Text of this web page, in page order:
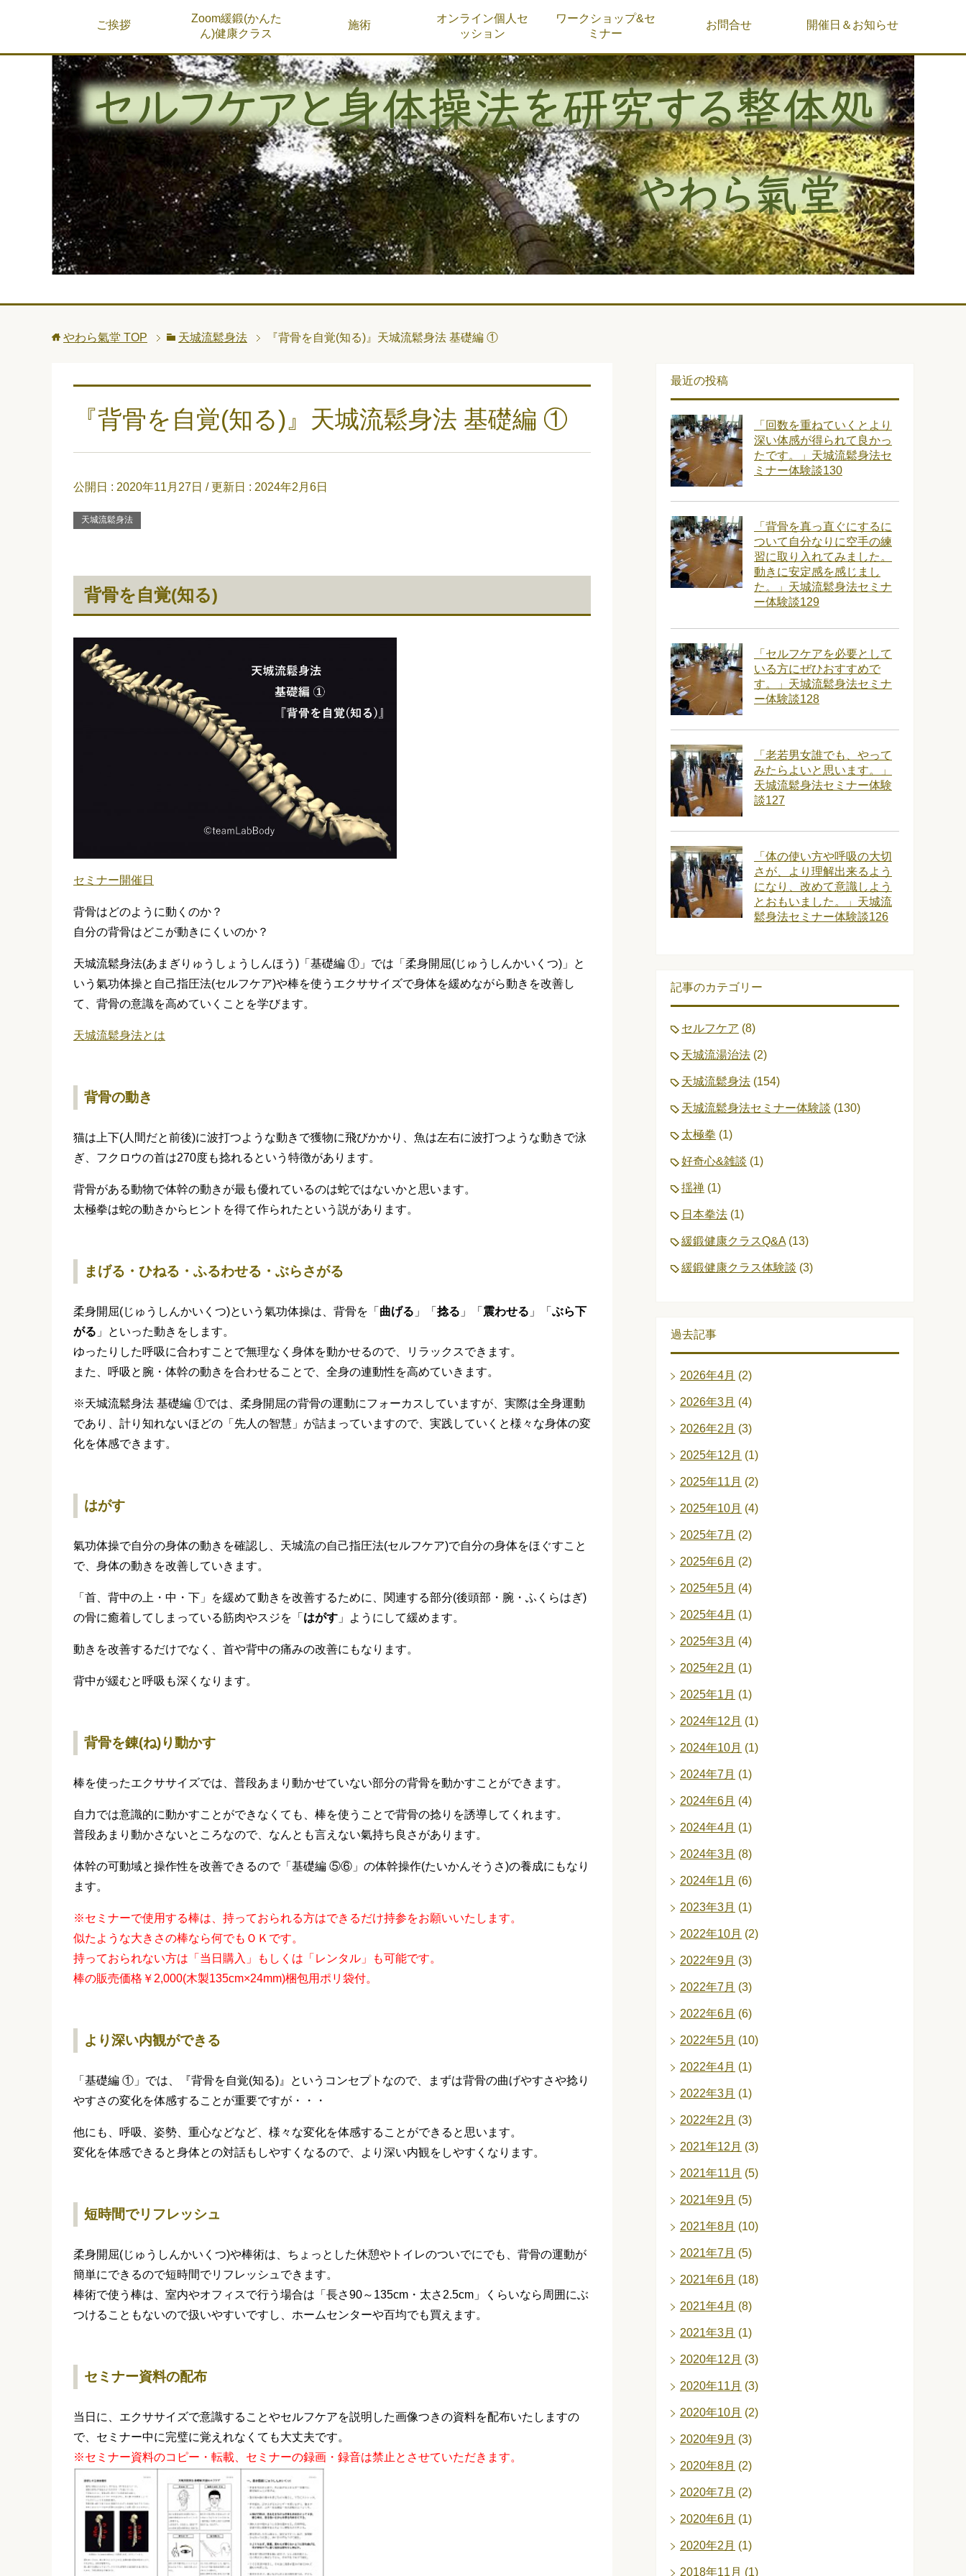
ご挨拶
Zoom緩鍛(かんた
ん)健康クラス
施術
オンライン個人セ
ッション
ワークショップ&セ
ミナー
お問合せ 開催日＆お知らせ
やわら氣堂 TOP 天城流鬆身法 『背骨を自覚(知る)』天城流鬆身法 基礎編 ①
『背骨を自覚(知る)』天城流鬆身法 基礎編 ①
公開日 : 2020年11月27日 / 更新日 : 2024年2月6日
天城流鬆身法
背骨を自覚(知る)
セミナー開催日
背骨はどのように動くのか？
自分の背骨はどこが動きにくいのか？
天城流鬆身法(あまぎりゅうしょうしんほう)「基礎編 ①」では「柔身開屈(じゅうしんかいくつ)」と
いう氣功体操と自己指圧法(セルフケア)や棒を使うエクササイズで身体を緩めながら動きを改善し
て、背骨の意識を高めていくことを学びます。
天城流鬆身法とは
背骨の動き
猫は上下(人間だと前後)に波打つような動きで獲物に飛びかかり、魚は左右に波打つような動きで泳
ぎ、フクロウの首は270度も捻れるという特徴があります。
背骨がある動物で体幹の動きが最も優れているのは蛇ではないかと思います。
太極拳は蛇の動きからヒントを得て作られたという説があります。
まげる・ひねる・ふるわせる・ぶらさがる
柔身開屈(じゅうしんかいくつ)という氣功体操は、背骨を「 曲げる 」「 捻る 」「 震わせる 」「 ぶら下
がる 」といった動きをします。
ゆったりした呼吸に合わすことで無理なく身体を動かせるので、リラックスできます。
また、呼吸と腕・体幹の動きを合わせることで、全身の連動性を高めていきます。
※天城流鬆身法 基礎編 ①では、柔身開屈の背骨の運動にフォーカスしていますが、実際は全身運動
であり、計り知れないほどの「先人の智慧」が詰まっていますので、実践していくと様々な身体の変
化を体感できます。
はがす
氣功体操で自分の身体の動きを確認し、天城流の自己指圧法(セルフケア)で自分の身体をほぐすこと
で、身体の動きを改善していきます。
「首、背中の上・中・下」を緩めて動きを改善するために、関連する部分(後頭部・腕・ふくらはぎ)
の骨に癒着してしまっている筋肉やスジを「 はがす 」ようにして緩めます。
動きを改善するだけでなく、首や背中の痛みの改善にもなります。
背中が緩むと呼吸も深くなります。
背骨を錬(ね)り動かす
棒を使ったエクササイズでは、普段あまり動かせていない部分の背骨を動かすことができます。
自力では意識的に動かすことができなくても、棒を使うことで背骨の捻りを誘導してくれます。
普段あまり動かさないところなので、なんとも言えない氣持ち良さがあります。
体幹の可動域と操作性を改善できるので「基礎編 ⑤⑥」の体幹操作(たいかんそうさ)の養成にもなり
ます。
※セミナーで使用する棒は、持っておられる方はできるだけ持参をお願いいたします。
似たような大きさの棒なら何でもＯＫです。
持っておられない方は「当日購入」もしくは「レンタル」も可能です。
棒の販売価格￥2,000(木製135cm×24mm)梱包用ポリ袋付。
より深い内観ができる
「基礎編 ①」では、『背骨を自覚(知る)』というコンセプトなので、まずは背骨の曲げやすさや捻り
やすさの変化を体感することが重要ですが・・・
他にも、呼吸、姿勢、重心などなど、様々な変化を体感することができると思います。
変化を体感できると身体との対話もしやすくなるので、より深い内観をしやすくなります。
短時間でリフレッシュ
柔身開屈(じゅうしんかいくつ)や棒術は、ちょっとした休憩やトイレのついでにでも、背骨の運動が
簡単にできるので短時間でリフレッシュできます。
棒術で使う棒は、室内やオフィスで行う場合は「長さ90～135cm・太さ2.5cm」くらいなら周囲にぶ
つけることもないので扱いやすいですし、ホームセンターや百均でも買えます。
セミナー資料の配布
当日に、エクササイズで意識することやセルフケアを説明した画像つきの資料を配布いたしますの
で、セミナー中に完璧に覚えれなくても大丈夫です。
※セミナー資料のコピー・転載、セミナーの録画・録音は禁止とさせていただきます。
最近の投稿
「回数を重ねていくとより
深い体感が得られて良かっ
たです。」天城流鬆身法セ
ミナー体験談130
「背骨を真っ直ぐにするに
ついて自分なりに空手の練
習に取り入れてみました。
動きに安定感を感じまし
た。」天城流鬆身法セミナ
ー体験談129
「セルフケアを必要として
いる方にぜひおすすめで
す。」天城流鬆身法セミナ
ー体験談128
「老若男女誰でも、やって
みたらよいと思います。」
天城流鬆身法セミナー体験
談127
「体の使い方や呼吸の大切
さが、より理解出来るよう
になり、改めて意識しよう
とおもいました。」天城流
鬆身法セミナー体験談126
記事のカテゴリー
セルフケア (8)
天城流湯治法 (2)
天城流鬆身法 (154)
天城流鬆身法セミナー体験談 (130)
太極拳 (1)
好奇心&雑談 (1)
揺禅 (1)
日本拳法 (1)
緩鍛健康クラスQ&A(13)
緩鍛健康クラス体験談 (3)
過去記事
2026年4月 (2)
2026年3月 (4)
2026年2月 (3)
2025年12月 (1)
2025年11月 (2)
2025年10月 (4)
2025年7月 (2)
2025年6月 (2)
2025年5月 (4)
2025年4月 (1)
2025年3月 (4)
2025年2月 (1)
2025年1月 (1)
2024年12月 (1)
2024年10月 (1)
2024年7月 (1)
2024年6月 (4)
2024年4月 (1)
2024年3月 (8)
2024年1月 (6)
2023年3月 (1)
2022年10月 (2)
2022年9月 (3)
2022年7月 (3)
2022年6月 (6)
2022年5月 (10)
2022年4月 (1)
2022年3月 (1)
2022年2月 (3)
2021年12月 (3)
2021年11月 (5)
2021年9月 (5)
2021年8月 (10)
2021年7月 (5)
2021年6月 (18)
2021年4月 (8)
2021年3月 (1)
2020年12月 (3)
2020年11月 (3)
2020年10月 (2)
2020年9月 (3)
2020年8月 (2)
2020年7月 (2)
2020年6月 (1)
2020年2月 (1)
2018年11月 (1)